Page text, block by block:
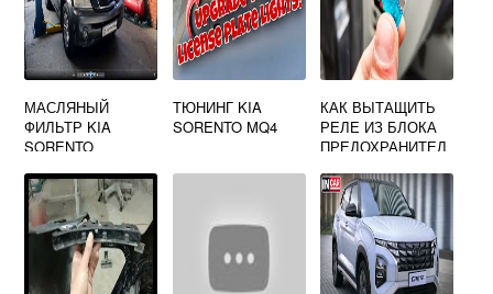
МАСЛЯНЫЙ
ФИЛЬТР KIA
SORENTO
ТЮНИНГ KIA
SORENTO MQ4
КАК ВЫТАЩИТЬ
РЕЛЕ ИЗ БЛОКА
ПРЕДОХРАНИТЕЛ